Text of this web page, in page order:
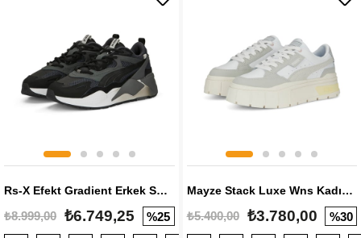
Rs-X Efekt Gradient Erkek Sneaker
₺8.999,00 ₺6.749,25 %25
Mayze Stack Luxe Wns Kadın Sneaker
₺5.400,00 ₺3.780,00 %30